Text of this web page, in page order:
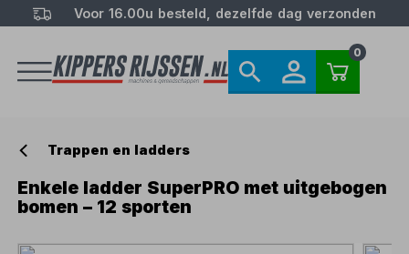
Voor 16.00u besteld, dezelfde dag verzonden
0
Trappen en ladders
Enkele ladder SuperPRO met uitgebogen
bomen – 12 sporten